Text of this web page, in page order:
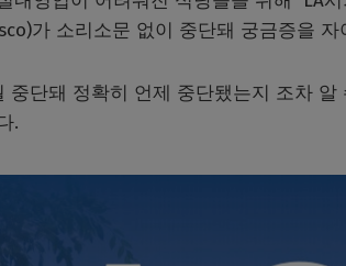
가 소리소문 없이 중단돼 궁금증을
중단돼 정확히 언제 중단됐는지 조차 알
.